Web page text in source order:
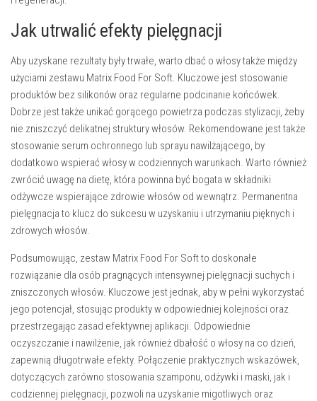
Jak utrwalić efekty pielęgnacji
Aby uzyskane rezultaty były trwałe, warto dbać o włosy także między
użyciami zestawu Matrix Food For Soft. Kluczowe jest stosowanie
produktów bez silikonów oraz regularne podcinanie końcówek.
Dobrze jest także unikać gorącego powietrza podczas stylizacji, żeby
nie zniszczyć delikatnej struktury włosów. Rekomendowane jest także
stosowanie serum ochronnego lub sprayu nawilżającego, by
dodatkowo wspierać włosy w codziennych warunkach. Warto również
zwrócić uwagę na dietę, która powinna być bogata w składniki
odżywcze wspierające zdrowie włosów od wewnątrz. Permanentna
pielęgnacja to klucz do sukcesu w uzyskaniu i utrzymaniu pięknych i
zdrowych włosów.
Podsumowując, zestaw Matrix Food For Soft to doskonałe
rozwiązanie dla osób pragnących intensywnej pielęgnacji suchych i
zniszczonych włosów. Kluczowe jest jednak, aby w pełni wykorzystać
jego potencjał, stosując produkty w odpowiedniej kolejności oraz
przestrzegając zasad efektywnej aplikacji. Odpowiednie
oczyszczanie i nawilżenie, jak również dbałość o włosy na co dzień,
zapewnią długotrwałe efekty. Połączenie praktycznych wskazówek,
dotyczących zarówno stosowania szamponu, odżywki i maski, jak i
codziennej pielęgnacji, pozwoli na uzyskanie migotliwych oraz